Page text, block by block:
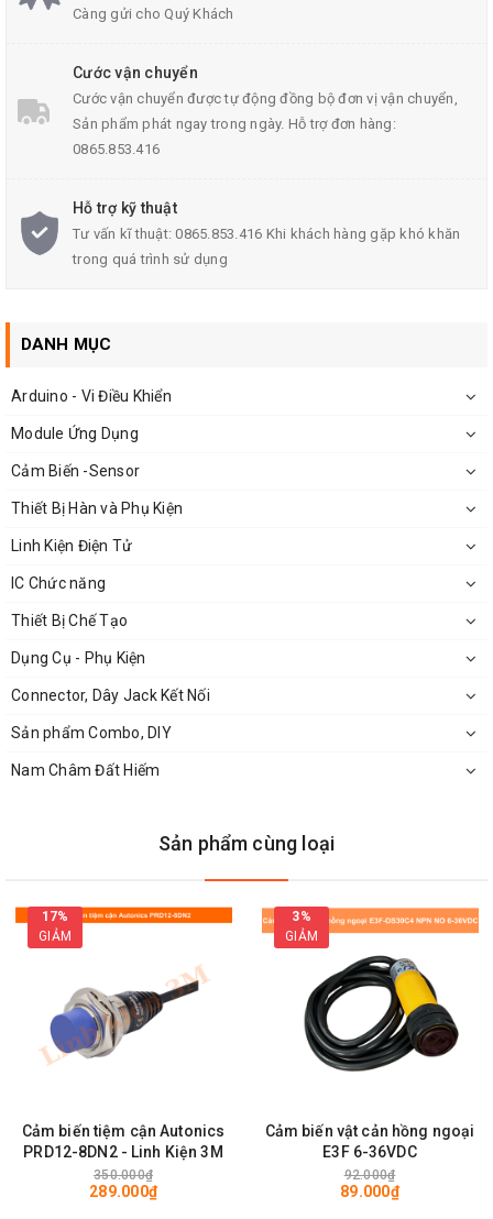
Thông Số Kĩ Thuật:
Hình dạng: hình vuông
Khoảng cách phát hiện: 10mm
Đối tượng phát hiện: Nam châm
Điện áp hoạt động: 6-36VDC
Dòng ra: 200mA
Trọng lượng
Đầu Cảm BiếnCông Tắc Cảm Biến Nam Châm Vuông Góc
Càng gửi cho Quý Khách
Cước vận chuyển
Cước vận chuyển được tự động đồng bộ đơn vị vận chuyển,
Sản phẩm phát ngay trong ngày. Hỗ trợ đơn hàng:
0865.853.416
Hỗ trợ kỹ thuật
Tư vấn kĩ thuật: 0865.853.416 Khi khách hàng gặp khó khăn
trong quá trình sử dụng
DANH MỤC
Arduino - Vi Điều Khiển
Module Ứng Dụng
Cảm Biến -Sensor
Thiết Bị Hàn và Phụ Kiện
Linh Kiện Điện Tử
IC Chức năng
Thiết Bị Chế Tạo
Dụng Cụ - Phụ Kiện
Connector, Dây Jack Kết Nối
Sản phẩm Combo, DIY
Nam Châm Đất Hiếm
Sản phẩm cùng loại
17%
GIẢM
Cảm biến tiệm cận Autonics
PRD12-8DN2 - Linh Kiện 3M
350.000₫
289.000₫
3%
GIẢM
Cảm biến vật cản hồng ngoại
E3F 6-36VDC
92.000₫
89.000₫